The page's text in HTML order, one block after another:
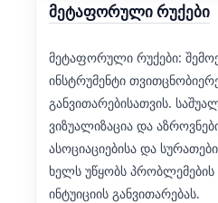
მეტაფორული რუქები
მეტაფორული რუქები:
ინსტრუმენტი
განვითარებისათვის.
ვიზუალიზაცია და
ასოციაციებისა და
ხელს უწყობს პრობლემების
ინტუიციის განვითარებას.